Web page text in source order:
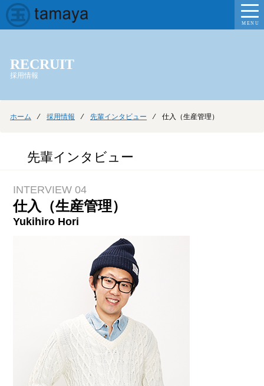
MENU
RECRUIT
採用情報
ホーム ⁄採用情報 ⁄先輩インタビュー ⁄ 仕入（生産管理）
先輩インタビュー
INTERVIEW 04
仕入（生産管理）
Yukihiro Hori